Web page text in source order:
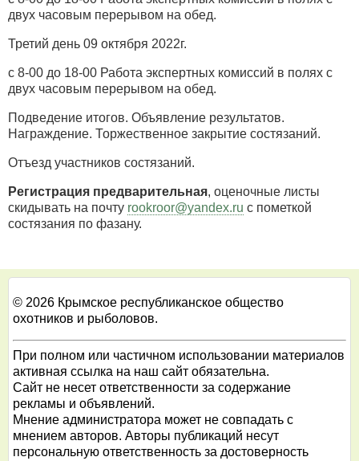
двух часовым перерывом на обед.
Третий день 09 октября 2022г.
с 8-00 до 18-00 Работа экспертных комиссий в полях с
двух часовым перерывом на обед.
Подведение итогов. Объявление результатов.
Награждение. Торжественное закрытие состязаний.
Отъезд участников состязаний.
Регистрация предварительная, оценочные листы
скидывать на почту rookroor@yandex.ru c пометкой
состязания по фазану.
© 2026 Крымское республиканское общество
охотников и рыболовов.
При полном или частичном использовании материалов
активная ссылка на наш сайт обязательна.
Сайт не несет ответственности за содержание
рекламы и объявлений.
Мнение администратора может не совпадать с
мнением авторов. Авторы публикаций несут
персональную ответственность за достоверность